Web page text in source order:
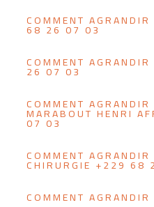
COMMENT
68 26 07 03
COMMENT
26 07 03
COMMENT
MARABOUT HENRI
07 03
COMMENT
CHIRURGIE +229
COMMENT